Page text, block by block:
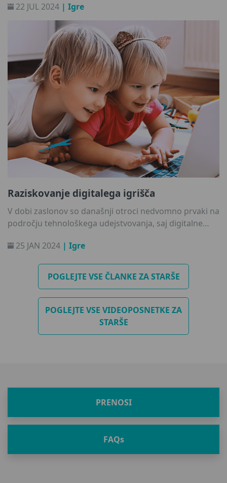
obogatijo igranje in uporabniško izkušnjo. Tudi odrasli
se morda težko uprejo kupovanju funkcij za izboljšanje
- zato si predstavljajte, kako zahtevno je to za otroka, ki
navdušeno napreduje v virtualnem svetu iger. Vendar
so nakupi povezani s tveganji, vključno z morebitno
krajo identitete. Tukaj je opisano, kaj morajo starši
vedeti, da zaščitijo podatke svojih otrok, ko se ti igrajo.
22 JUL 2024 | Igre
Raziskovanje digitalega igrišča
V dobi zaslonov so današnji otroci nedvomno prvaki na
področju tehnološkega udejstvovanja, saj digitalne
generacije alfa zaznamuje začetek resnično digitalno
vlogo pri oblikovanju družbenih spretnosti naše
najmlajše generacije. To je osupljiv paradoks - digitalni
svet hkrati povezuje in izziva umetnost komunikacije iz
oči v oči ter vpliva na občutljiv ples oblikovanja
25 JAN 2024 | Igre
POGLEJTE VSE ČLANKE ZA STARŠE
POGLEJTE VSE VIDEOPOSNETKE ZA
STARŠE
PRENOSI
FAQs